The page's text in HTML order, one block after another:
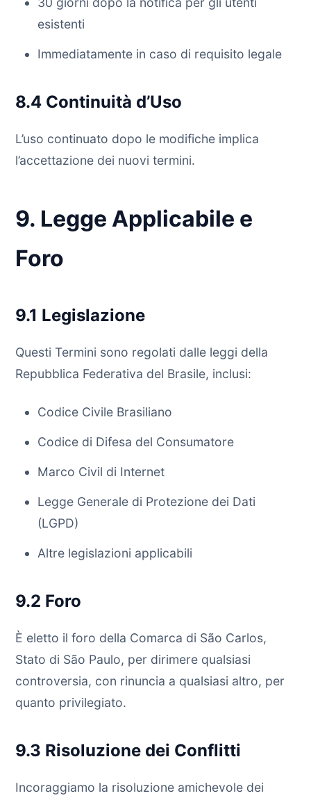
esistenti
Immediatamente in caso di requisito legale
8.4 Continuità d’Uso
L’uso continuato dopo le modifiche implica
l’accettazione dei nuovi termini.
9. Legge Applicabile e
Foro
9.1 Legislazione
Questi Termini sono regolati dalle leggi della
Repubblica Federativa del Brasile, inclusi:
Codice Civile Brasiliano
Codice di Difesa del Consumatore
Marco Civil di Internet
Legge Generale di Protezione dei Dati
(LGPD)
Altre legislazioni applicabili
9.2 Foro
È eletto il foro della Comarca di São Carlos,
Stato di São Paulo, per dirimere qualsiasi
controversia, con rinuncia a qualsiasi altro, per
quanto privilegiato.
9.3 Risoluzione dei Conflitti
Incoraggiamo la risoluzione amichevole dei